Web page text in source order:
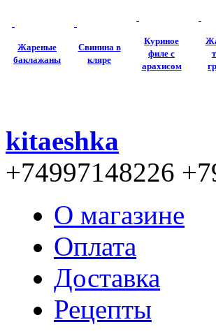
Жареные
баклажаны
Свинина в
кляре
Куриное
филе с
арахисом
kitaeshka
+74997148226
О магазине
Оплата
Доставка
Рецепты